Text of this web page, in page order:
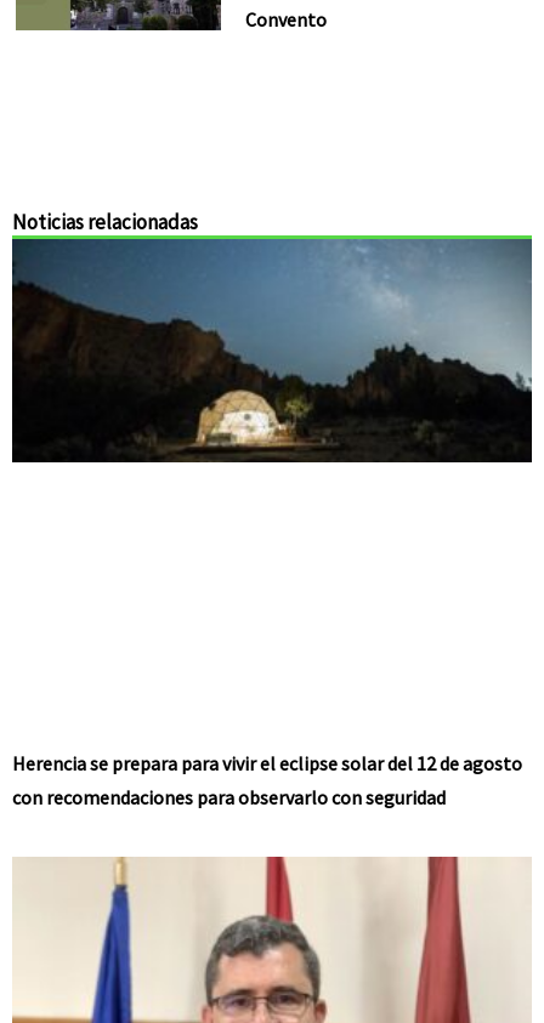
Convento
Noticias relacionadas
Herencia se prepara para vivir el eclipse solar del 12 de agosto
con recomendaciones para observarlo con seguridad